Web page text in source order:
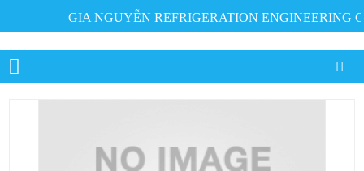
GIA NGUYỄN REFRIGERATION ENGINEERING